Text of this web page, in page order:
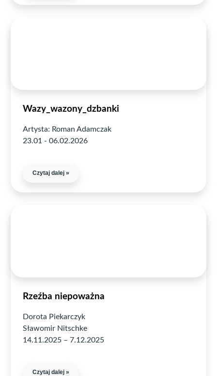
Wazy_wazony_dzbanki
Artysta: Roman Adamczak
23.01 - 06.02.2026
Czytaj dalej »
Rzeźba niepoważna
Dorota Piekarczyk
Sławomir Nitschke
14.11.2025 – 7.12.2025
Czytaj dalej »